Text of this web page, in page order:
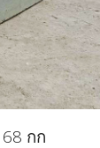
กก